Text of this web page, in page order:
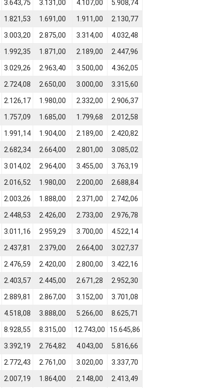
3.643,75 3.131,00 4.107,00 5.908,74
1.821,53 1.691,00 1.911,00 2.130,77
3.003,20 2.875,00 3.314,00 4.032,48
1.992,35 1.871,00 2.189,00 2.447,96
3.029,26 2.963,40 3.500,00 4.362,05
2.724,08 2.650,00 3.000,00 3.315,60
2.126,17 1.980,00 2.332,00 2.906,37
1.757,09 1.685,00 1.799,68 2.012,58
1.991,14 1.904,00 2.189,00 2.420,82
2.682,34 2.664,00 2.801,00 3.085,02
3.014,02 2.964,00 3.455,00 3.763,19
2.016,52 1.980,00 2.200,00 2.688,84
2.003,26 1.888,00 2.371,00 2.742,06
2.448,53 2.426,00 2.733,00 2.976,78
3.011,16 2.959,29 3.700,00 4.522,14
2.437,81 2.379,00 2.664,00 3.027,37
2.476,59 2.420,00 2.800,00 3.422,16
2.403,57 2.445,00 2.671,28 2.952,30
2.889,81 2.867,00 3.152,00 3.701,08
4.518,08 3.888,00 5.266,00 8.625,71
8.928,55 8.315,00 12.743,00 15.645,86
3.392,19 2.764,82 4.043,00 5.816,66
2.772,43 2.761,00 3.020,00 3.337,70
2.007,19 1.864,00 2.148,00 2.413,49